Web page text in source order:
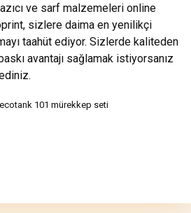
ve sarf malzemeleri online
sizlere daima en yenilikçi
taahüt ediyor. Sizlerde kaliteden
avantajı sağlamak istiyorsanız